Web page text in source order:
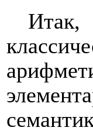
Итак,